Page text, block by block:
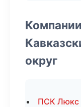
округ
ПСК Люкс